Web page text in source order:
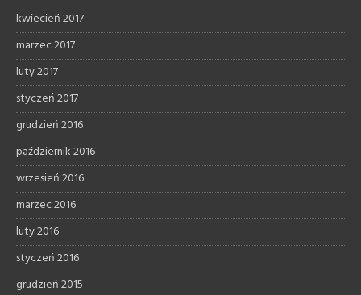
kwiecień 2017
marzec 2017
luty 2017
styczeń 2017
grudzień 2016
październik 2016
wrzesień 2016
marzec 2016
luty 2016
styczeń 2016
grudzień 2015